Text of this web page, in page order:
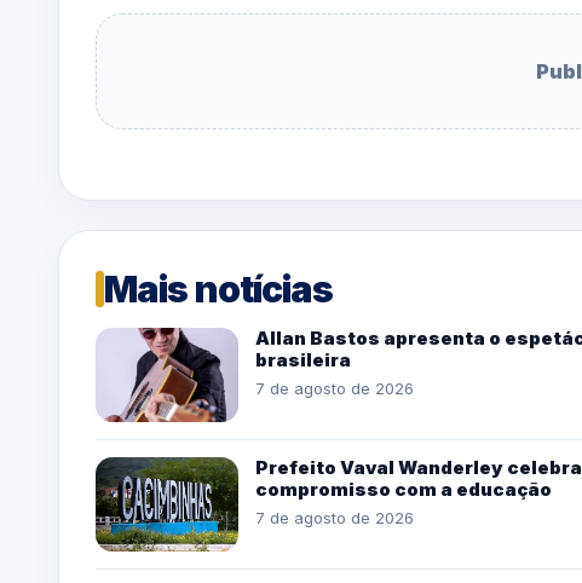
Mais notícias
Allan Bastos apresenta o
brasileira
7 de agosto de 2026
Prefeito Vaval Wanderley
compromisso com a educação
7 de agosto de 2026